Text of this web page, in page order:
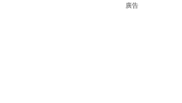
廣告